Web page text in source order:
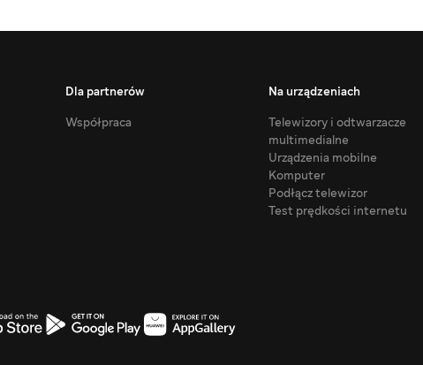
Dla partnerów
Współpraca
Na urządzeniach
Telewizory i odtwarzacze
multimedialne
Urządzenia mobilne
Komputer
Podłącz telewizor
Test prędkości internetu